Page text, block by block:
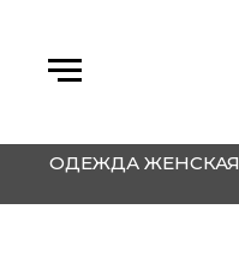
ОДЕЖДА ЖЕНСКАЯ